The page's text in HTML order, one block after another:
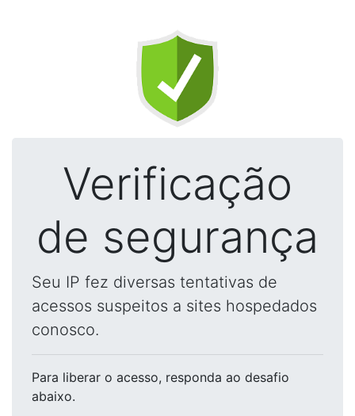
Verificação
de segurança
Seu IP fez diversas tentativas de
acessos suspeitos a sites hospedados
conosco.
Para liberar o acesso, responda ao desafio
abaixo.